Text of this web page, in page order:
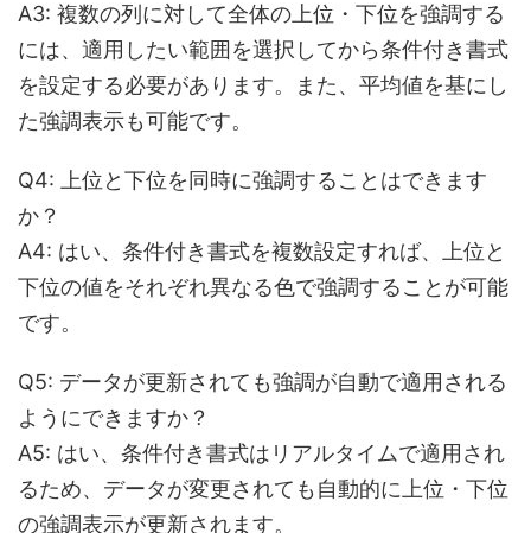
A3: 複数の列に対して全体の上位・下位を強調する
には、適用したい範囲を選択してから条件付き書式
を設定する必要があります。また、平均値を基にし
た強調表示も可能です。
Q4: 上位と下位を同時に強調することはできます
か？
A4: はい、条件付き書式を複数設定すれば、上位と
下位の値をそれぞれ異なる色で強調することが可能
です。
Q5: データが更新されても強調が自動で適用される
ようにできますか？
A5: はい、条件付き書式はリアルタイムで適用され
るため、データが変更されても自動的に上位・下位
の強調表示が更新されます。